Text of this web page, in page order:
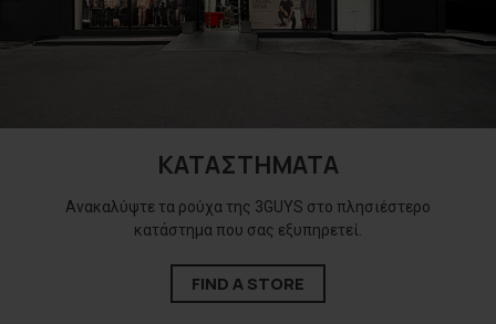
ΚΑΤΑΣΤΗΜΑΤΑ
Ανακαλύψτε τα ρούχα της 3GUYS στο πλησιέστερο
κατάστημα που σας εξυπηρετεί.
FIND A STORE